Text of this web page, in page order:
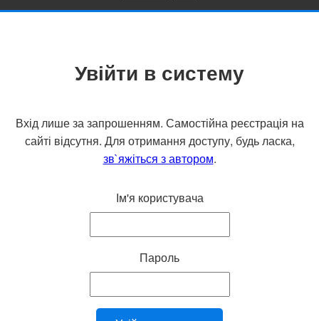
Увійти в систему
Вхід лише за запрошенням. Самостійна реєстрація на
сайті відсутня. Для отримання доступу, будь ласка,
зв`яжіться з автором.
Ім'я користувача
Пароль